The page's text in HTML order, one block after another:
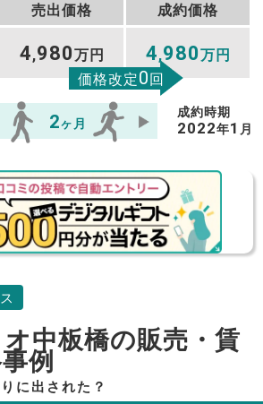
売出価格 成約価格
4,980万円 4,980万円
価格改定0回
2ヶ月
成約時期
2022年1 月
中板橋の販売・賃
例
に出された？